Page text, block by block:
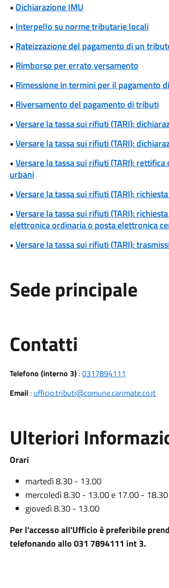
• Dichiarazione IMU
• Interpello su norme tributarie locali
• Rateizzazione del pagamento di un
• Rimborso per errato versamento
• Rimessione in termini per il pagamento
• Riversamento del pagamento di tributi
•Versare la tassa sui rifiuti (TARI):
•Versare la tassa sui rifiuti (TARI):
•Versare la tassa sui rifiuti (TARI):
urbani
•Versare la tassa sui rifiuti (TARI):
•Versare la tassa sui rifiuti (TARI):
elettronica ordinaria o posta elettronica
•Versare la tassa sui rifiuti (TARI):
Sede principale
Contatti
Telefono (interno 3):0317894111
Email: ufficio.tributi@comune.carimate.co.it
Ulteriori
Orari
martedì 8.30 - 13.00
mercoledì 8.30 - 13.00 e 17.00 -
giovedì 8.30 - 13.00
Per l'accesso all'Ufficio è preferibile
telefonando allo 031 7894111 int 3.